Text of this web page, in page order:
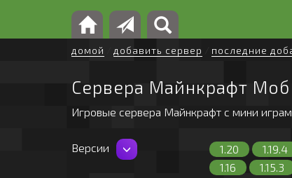
домой добавить сервер последние
Сервера Майнкрафт Моб
Игровые сервера Майнкрафт с мини
Версии 1.20 1.19.4
1.16
1.15.3